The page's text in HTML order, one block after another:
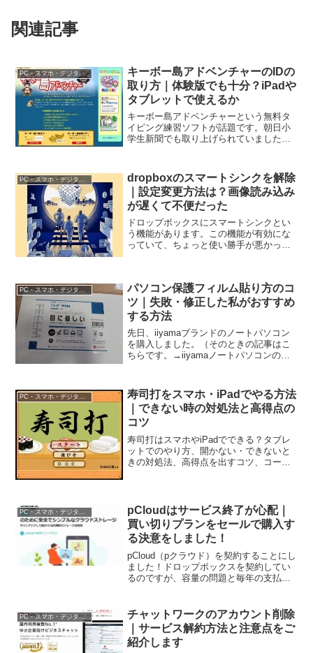
関連記事
PC・スマホ・デジタル機器
キーボー島アドベンチャーのIDの
取り方｜体験版でも十分？iPadや
タブレットで使えるか
キーボー島アドベンチャーという無料タ
イピング練習ソフトが話題です。朝日小
学生新聞でも取り上げられていました。
キーボー島アドベンチャーのID取得は面
倒かもキーボー島アド...
PC・スマホ・デジタル機器
dropboxのスマートシンクを解除
｜設定変更方法は？画像読み込み
が遅くて不便だった
ドロップボックスにスマートシンクとい
う機能があります。この機能が有効にな
っていて、ちょっと使い勝手が悪かった
ク機能を解除した理由ドロ...
PC・スマホ・デジタル機器
パソコン保護フィルム貼り方のコ
ツ｜失敗・修正した私がおすすめ
する方法
先日、iiyamaブランドのノートパソコン
を購入しました。（そのときの記事はこ
ちらです。→iiyamaノートパソコンの評
護フィルムも買っておきました。なん...
寿司打をスマホ・iPadでやる方法
｜できない時の対処法と高得点の
コツ
寿司打はスマホやiPadでできる？タブレ
ットでのやり方、開かない・できないと
きの対処法、高得点を出すコツ、コース
PC・スマホ・デジタル機器
pCloudはサービス終了が心配｜
買い切りプランをセールで購入す
る決意をしました！
pCloud（pクラウド）を契約することにし
ました！ドロップボックスを契約してい
るのですが、容量の問題と毎年の支払
クラウドストレージに求めるもの、利用
方法をご紹介...
PC・スマホ・デジタル機器
チャットワークのアカウント削除
｜サービス解約方法と注意点をご
紹介します